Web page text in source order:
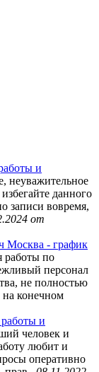
и
неуважительное
данного
записи вовремя,
от
Москва - график
работы по
персонал
не полностью
конечном
и
человек и
любит и
оперативно